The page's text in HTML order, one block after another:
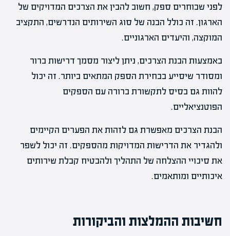
לפני שבוחרים ספק, חשוב להבין את הצרכים המדויקים של
הארגון. זה כולל הבנה של סוג השירותים הנדרשים, התקציב
המוקצה, והיעדים הארגוניים.
באמצעות הבנת הצרכים, ניתן ליצור מסמך דרישות ברור
ומסודר שיסייע בבחירת הספק המתאים ביותר. זה יכול
להוות גם בסיס לתקשורת ברורה עם הספקים
הפוטנציאליים.
הבנת הצרכים מאפשרת גם לזהות את הפערים הקיימים
ולהגדיר את הדרישות המדויקות מהספקים. זה יכול לשפר
את סיכויי ההצלחה של התהליך ולהבטיח קבלת שירותים
איכותיים ומותאמים.
חשיבות ההמלצות והביקורות